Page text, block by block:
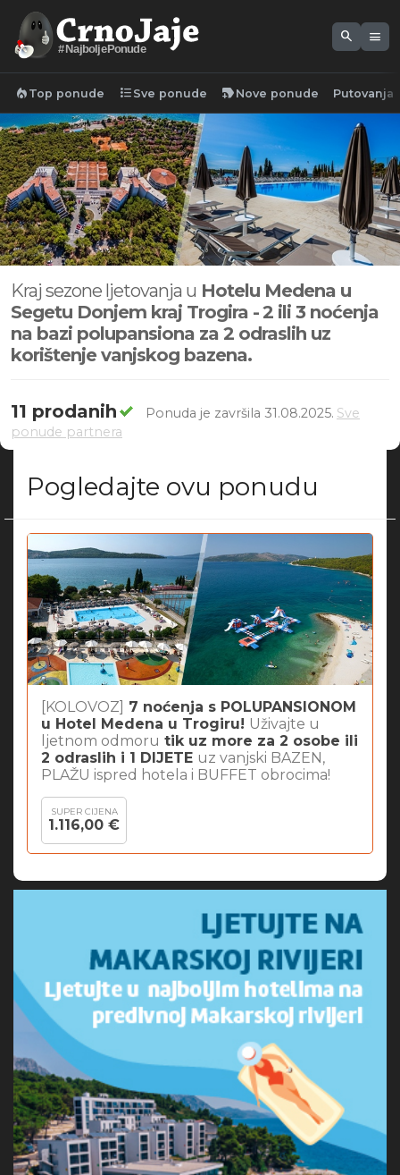
#NajboljePonude
search menu
local_fire_department Top ponude format_list_bulleted Sve ponude new_label Nove ponude Putovanja
Kraj sezone ljetovanja u Hotelu Medena u
Segetu Donjem kraj Trogira -2 ili 3 noćenja
na bazi polupansiona za 2 odraslih uz
korištenje vanjskog bazena.
11 prodanih Ponuda je završila 31.08.2025. Sve
ponude partnera
Pogledajte ovu ponudu
[KOLOVOZ] 7 noćenja s POLUPANSIONOM
u Hotel Medena u Trogiru! Uživajte u
ljetnom odmoru tik uz more za 2 osobe ili
2 odraslih i 1 DIJETE uz vanjski BAZEN,
PLAŽU ispred hotela i BUFFET obrocima!
SUPER CIJENA
1.116,00 €